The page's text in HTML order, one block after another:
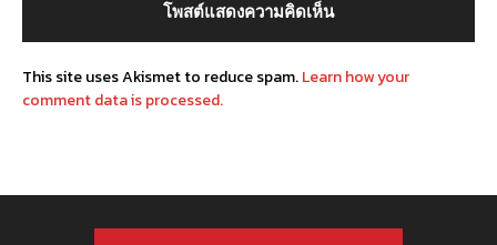
This site uses Akismet to reduce spam.Learn how your
comment data is processed.